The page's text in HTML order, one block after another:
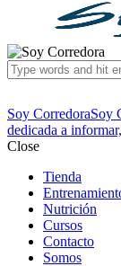
Soy CorredoraSoy
dedicada a
Close
Tienda
Nutrición
Cursos
Contacto
Somos